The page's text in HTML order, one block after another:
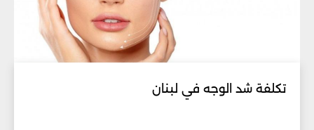
تكلفة شد الوجه في لبنان